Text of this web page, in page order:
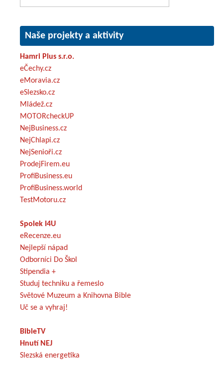
Naše projekty a aktivity
Hamri Plus s.r.o.
eČechy.cz
eMoravia.cz
eSlezsko.cz
Mládež.cz
MOTORcheckUP
NejBusiness.cz
NejChlapi.cz
NejSenioři.cz
ProdejFirem.eu
ProfiBusiness.eu
ProfiBusiness.world
TestMotoru.cz
Spolek I4U
eRecenze.eu
Nejlepší nápad
Odborníci Do Škol
Stipendia +
Studuj techniku a řemeslo
Světové Muzeum a Knihovna Bible
Uč se a vyhraj!
BibleTV
Hnutí NEJ
Slezská energetika